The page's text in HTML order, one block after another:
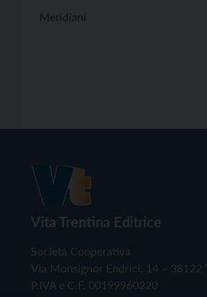
Meridiani
Vita Trentina Editrice
Società Cooperativa
Via Monsignor Endrici, 14 – 38122
P.IVA e C.F. 00199960220